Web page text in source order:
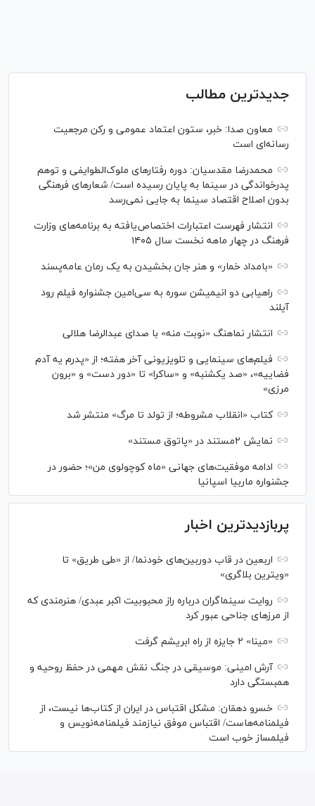
جدیدترین مطالب
معاون صدا: خبر، ستون اعتماد عمومی و رکن مرجعیت
رسانه‌ای است
محمدرضا مقدسیان: دوره رفتارهای ملوک‌الطوایفی و توهم
پدرخواندگی در سینما به پایان رسیده است/ شعارهای فرهنگی
بدون اصلاح اقتصاد سینما به جایی نمی‌رسد
انتشار فهرست اعتبارات اختصاص‌یافته به برنامه‌های وزارت
فرهنگ در چهار ماهه نخست سال ۱۴۰۵
«بامداد خمار» و هنر جان بخشیدن به یک رمان عامه‌پسند
راهیابی دو انیمیشن سوره به سی‌امین جشنواره فیلم رود
آیلند
انتشار نماهنگ «نوبت منه» با صدای عبدالرضا هلالی
فیلم‌های سینمایی و تلویزیونی آخر هفته؛ از «پدرم یه آدم
فضاییه»، «صد یکشنبه» و «ساکرا» تا «دور دست» و «برون
مرزی»
کتاب «انقلاب مشروطه؛ از تولد تا مرگ» منتشر شد
نمایش ۲مستند در «پاتوق مستند»
ادامه موفقیت‌های جهانی «ماه کوچولوی من»؛ حضور در
جشنواره ماربیا اسپانیا
پربازدیدترین اخبار
اربعین در قاب دوربین‌های خودنما/ از «طی طریق» تا
«ویترین بلاگری»
روایت سینماگران درباره راز محبوبیت اکبر عبدی/ هنرمندی که
از مرزهای جناحی عبور کرد
«مینا» ۲ جایزه از راه ابریشم گرفت
آرش امینی: موسیقی در جنگ نقش مهمی در حفظ روحیه و
همبستگی دارد
خسرو دهقان: مشکل اقتباس در ایران از کتاب‌ها نیست، از
فیلمنامه‌هاست/ اقتباس موفق نیازمند فیلمنامه‌نویس و
فیلمساز خوب است